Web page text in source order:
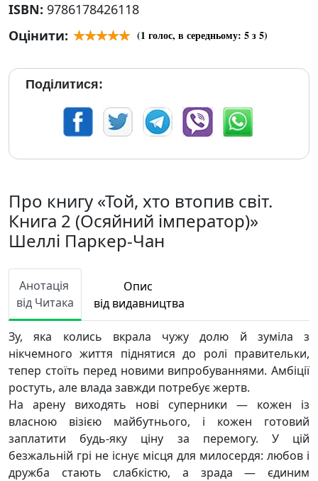
ISBN: 9786178426118
Оцінити:
(1 голос, в середньому: 5з 5)
Поділитися:
Про книгу «Той, хто втопив світ.
Книга 2 (Осяйний імператор)»
Шеллі Паркер-Чан
Анотація
від Читака
Опис
від видавництва
Зу, яка колись вкрала чужу долю й зуміла з
нікчемного життя піднятися до ролі правительки,
тепер стоїть перед новими випробуваннями. Амбіції
ростуть, але влада завжди потребує жертв.
На арену виходять нові суперники — кожен із
власною візією майбутнього, і кожен готовий
заплатити будь-яку ціну за перемогу. У цій
безжальній грі не існує місця для милосердя: любов і
дружба стають слабкістю, а зрада — єдиним